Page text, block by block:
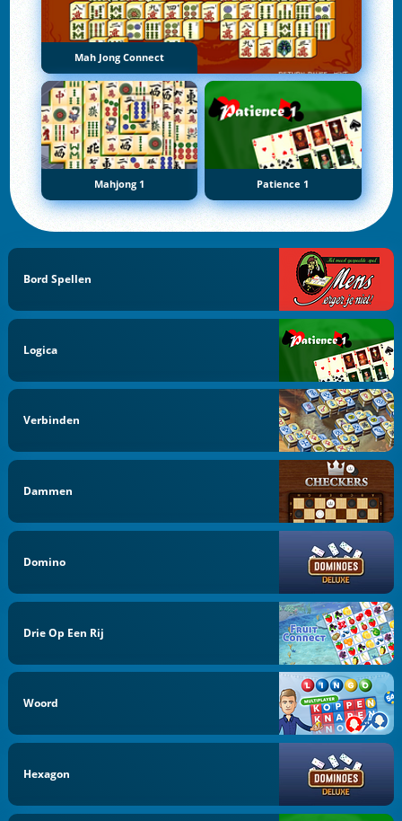
Mah Jong Connect
Mahjong 1 Patience 1
Bord Spellen
Logica
Verbinden
Dammen
Domino
Drie Op Een Rij
Woord
Hexagon